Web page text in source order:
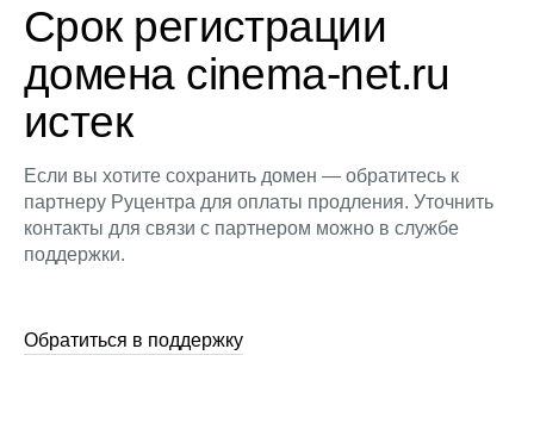
Срок регистрации
домена cinema-net.ru
истек
Если вы хотите сохранить домен — обратитесь к
партнеру Руцентра для оплаты продления. Уточнить
контакты для связи с партнером можно в службе
поддержки.
Обратиться в поддержку